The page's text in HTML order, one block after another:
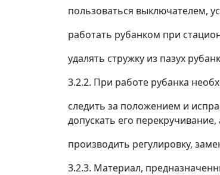
пользоваться выключателем,
работать рубанком при
удалять стружку из пазух
3.2.2. При работе рубанка
следить за положением и
допускать его
производить регулировку,
3.2.3. Материал,